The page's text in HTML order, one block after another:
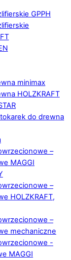
GPPH
minimax
HOLZKRAFT
do drewna
–
MAGGI
–
HOLZKRAFT,
–
mechaniczne
-
MAGGI